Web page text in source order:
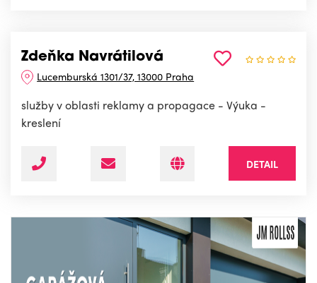
Zdeňka Navrátilová
Lucemburská 1301/37, 13000 Praha
služby v oblasti reklamy a propagace - Výuka -
kreslení
DETAIL